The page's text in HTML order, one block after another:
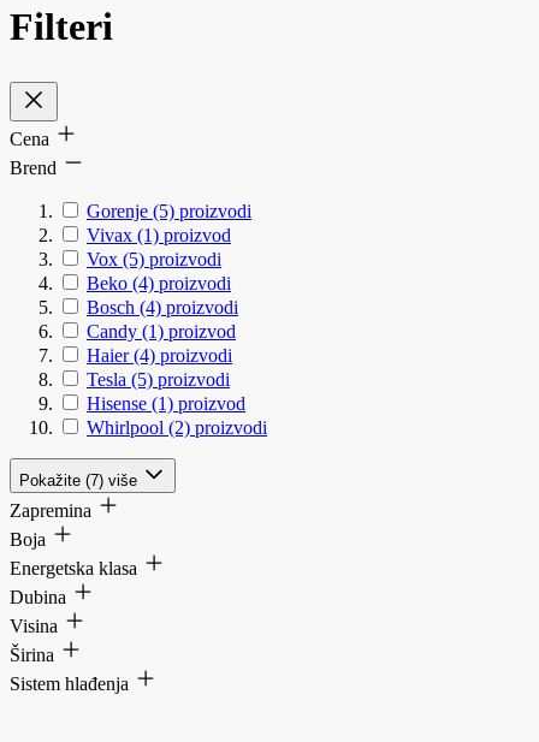
Filteri
Cena
Brend
Gorenje (5) proizvodi
Vivax (1) proizvod
Vox (5) proizvodi
Beko (4) proizvodi
Bosch (4) proizvodi
Candy (1) proizvod
Haier (4) proizvodi
Tesla (5) proizvodi
Hisense (1) proizvod
Whirlpool (2) proizvodi
Pokažite (7) više
Zapremina
Boja
Energetska klasa
Dubina
Visina
Širina
Sistem hlađenja